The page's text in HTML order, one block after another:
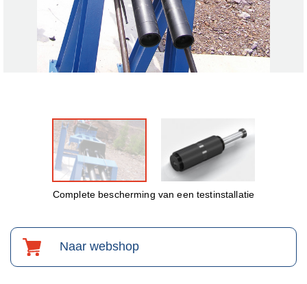
Complete bescherming van een testinstallatie
Naar webshop